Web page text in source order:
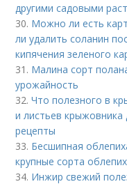
другими садовыми
30. Можно ли есть
ли удалить соланин
кипячения зеленого
31. Малина сорт
урожайность
32.Что полезного в
и листьев
рецепты
33. Бесшипная
крупные сорта
34. Инжир свежий